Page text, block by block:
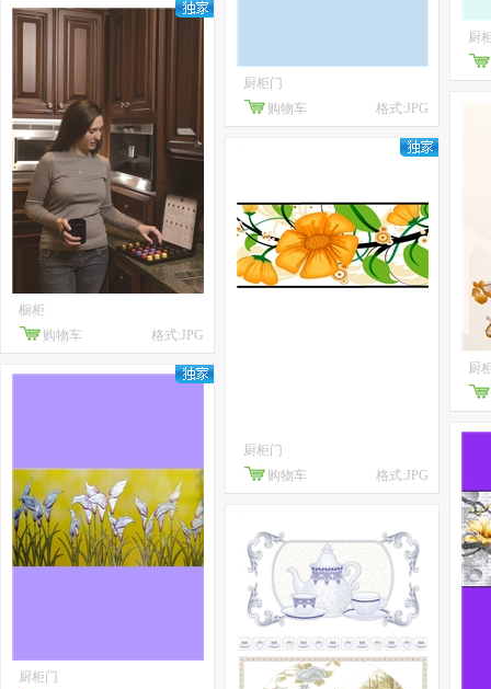
橱柜
购物车
格式:JPG
厨柜门
厨柜门
购物车
格式:JPG
厨柜门
购物车
格式:JPG
厨
厨